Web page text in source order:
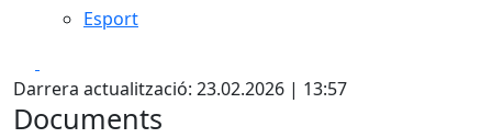
Esport
Darrera actualització: 23.02.2026 | 13:57
Documents